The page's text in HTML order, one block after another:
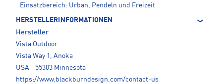
Einsatzbereich: Urban, Pendeln und Freizeit
HERSTELLERINFORMATIONEN
Hersteller
Vista Outdoor
Vista Way 1, Anoka
USA - 55303 Minnesota
https://www.blackburndesign.com/contact-us